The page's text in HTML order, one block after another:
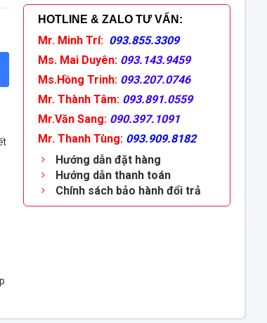
HOTLINE & ZALO TƯ VẤN :
Mr. Minh Trí: 093.855.3309
Ms. Mai Duyên: 093.143.9459
Ms.Hồng Trinh: 093.207.0746
Mr. Thành Tâm: 093.891.0559
Mr.Văn Sang: 090.397.1091
Mr. Thanh Tùng: 093.909.8182
Hướng dẫn đặt hàng
Hướng dẫn thanh toán
Chính sách bảo hành đổi trả